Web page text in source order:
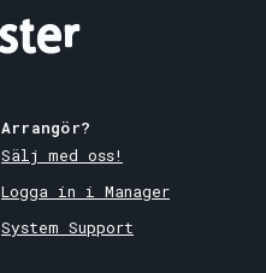
Arrangör?
Sälj med oss!
Logga in i Manager
System Support